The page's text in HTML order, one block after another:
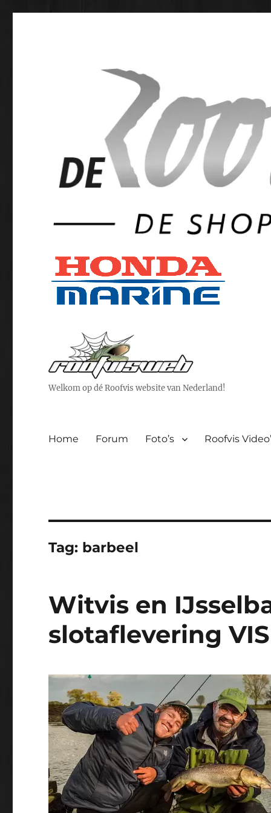
Welkom op dé Roofvis website van Nederland!
Home Forum Foto’s Roofvis
Tag: barbeel
Witvis en
slotaflevering